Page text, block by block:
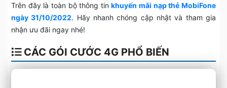
Trên đây là toàn bộ thông tinkhuyến mãi nạp thẻ MobiFone
ngày 31/10/2022. Hãy nhanh chóng cập nhật và tham gia
nhận ưu đãi ngay nhé!
CÁC GÓI CƯỚC 4G PHỔ BIẾN